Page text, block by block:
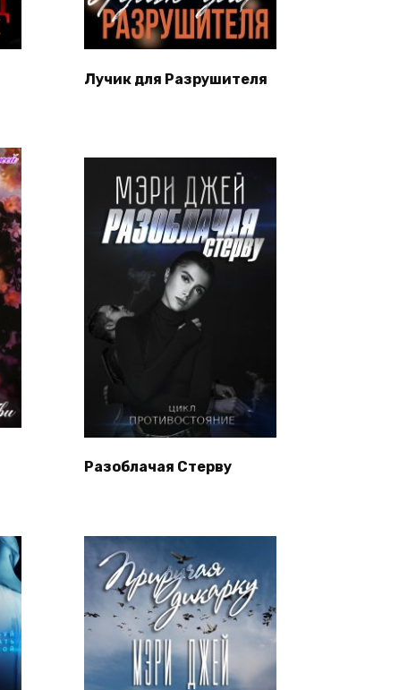
Лучик для Разрушителя
Разоблачая Стерву